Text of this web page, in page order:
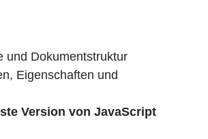
und Dokumentstruktur
Eigenschaften und
Version von JavaScript